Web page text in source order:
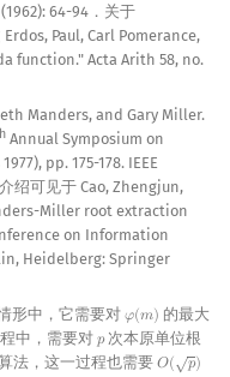
64-94．关于
Paul, Carl Pomerance,
function." Acta Arith 58, no.
Manders, and Gary Miller.
Annual Symposium on
pp. 175-178. IEEE
绍可见于 Cao, Zhengjun,
Miller root extraction
on Information
Heidelberg: Springer
形中，它需要对 𝜑(𝑚)
φ(m) 的最大
中，需要对 𝑝
p次本原单位根
法，这一过程也需要 𝑂( √𝑝)
O(p)